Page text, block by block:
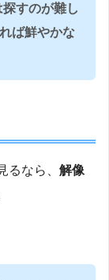
すのが難し
ば鮮やかな
るなら、 解像